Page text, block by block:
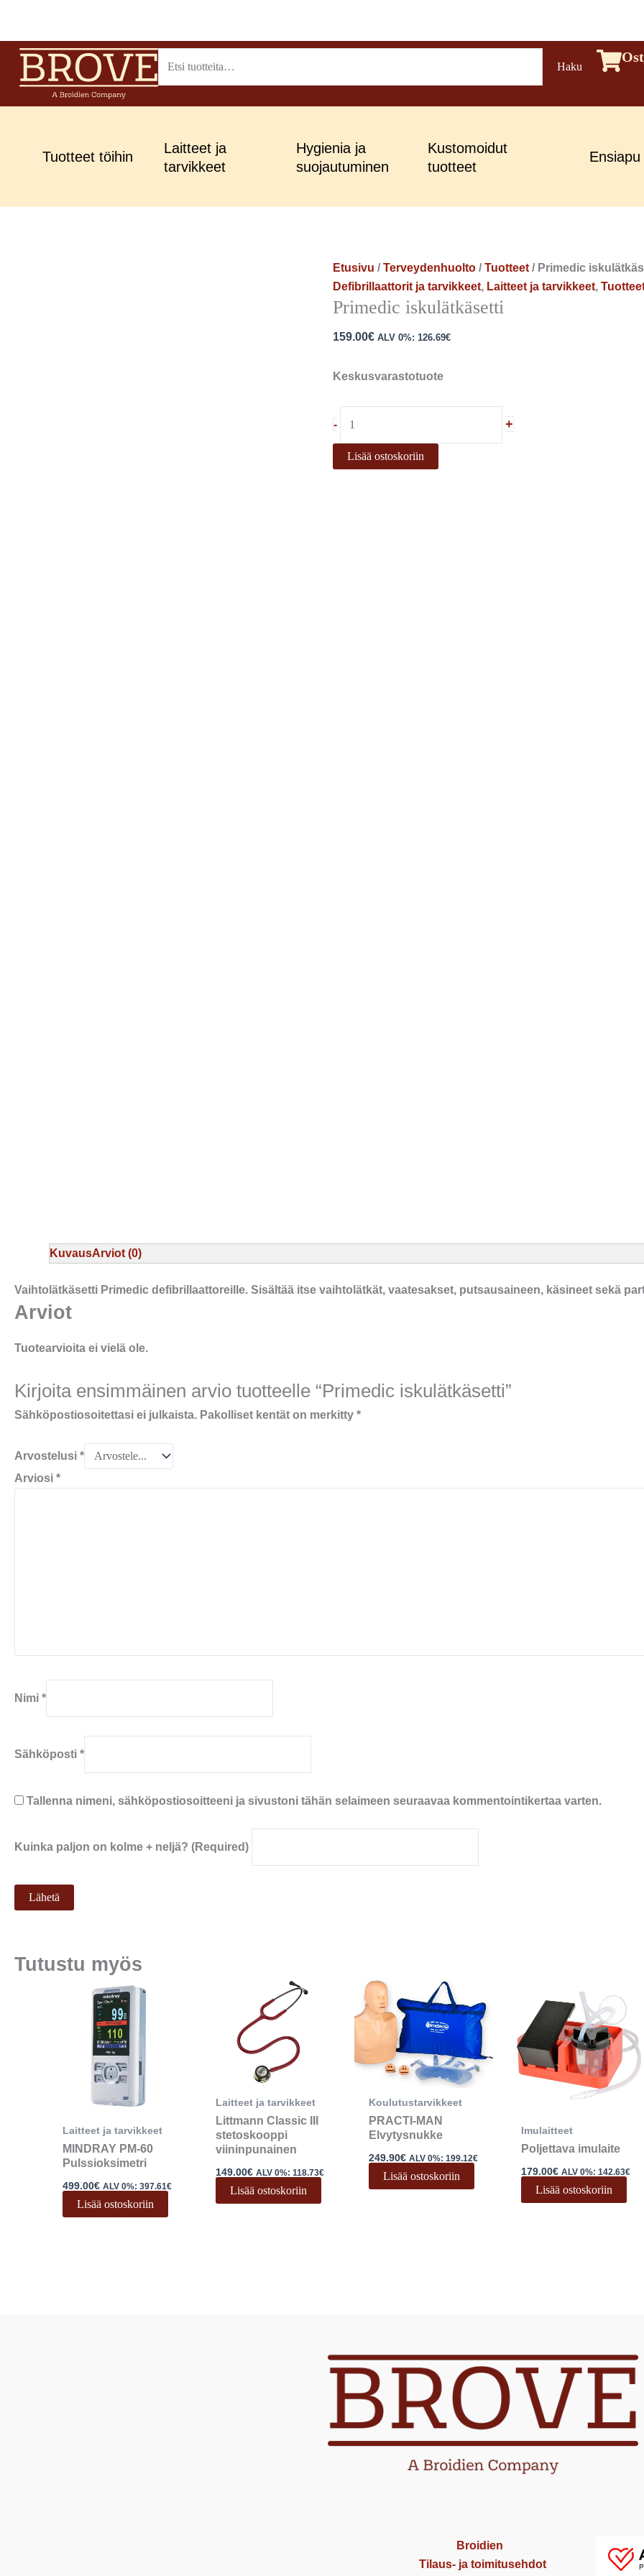
Haku
Tuotteet töihin
Laitteet ja
tarvikkeet
Hygienia ja
suojautuminen
Kustomoidut
tuotteet
Ensiapu
Etusivu /Terveydenhuolto /Tuotteet / Primedic
Defibrillaattorit ja tarvikkeet, Laitteet ja tarvikkeet,
Primedic iskulätkäsetti
159.00€ ALV 0%:126.69€
Keskusvarastotuote
-
Primedic
määrä
+
Lisää ostoskoriin
KuvausArviot (0)
Vaihtolätkäsetti Primedic defibrillaattoreille. Sisältää itse vaihtolätkät, vaatesakset, putsausaineen, käsineet sekä
Arviot
Tuotearvioita ei vielä ole.
Kirjoita ensimmäinen arvio tuotteelle “Primedic iskulätkäsetti”
Sähköpostiosoitettasi ei julkaista. Pakolliset kentät on merkitty *
Arvostelusi *
Arviosi *
Nimi *
Sähköposti *
Tallenna nimeni, sähköpostiosoitteeni ja sivustoni tähän selaimeen seuraavaa kommentointikertaa varten.
Kuinka paljon on kolme + neljä? (Required)
Tutustu myös
Laitteet ja tarvikkeet
MINDRAY PM-60
Pulssioksimetri
499.00€ ALV 0%:397.61€
Lisää ostoskoriin
Laitteet ja tarvikkeet
Littmann Classic III
stetoskooppi
viininpunainen
149.00€ ALV 0%: 118.73€
Lisää ostoskoriin
Koulutustarvikkeet
PRACTI-MAN
Elvytysnukke
249.90€ ALV 0%: 199.12€
Lisää ostoskoriin
Imulaitteet
Poljettava imulaite
179.00€ ALV 0%:142.63€
Lisää ostoskoriin
Broidien
Tilaus- ja toimitusehdot